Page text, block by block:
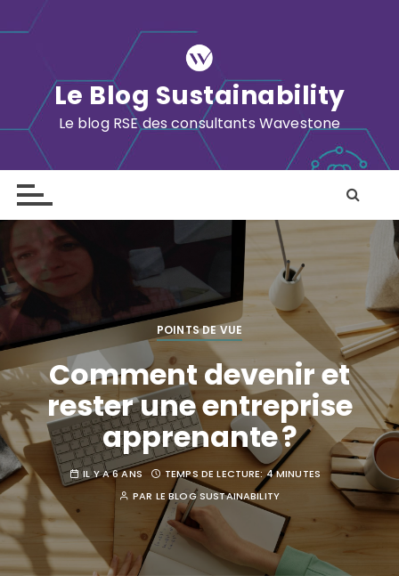
k
o
t
Le Blog Sustainability
Le blog RSE des consultants Wavestone
POINTS DE VUE
Comment devenir et
rester une entreprise
apprenante ?
IL Y A 6 ANS TEMPS DE LECTURE:4 MINUTES
PAR LE BLOG SUSTAINABILITY